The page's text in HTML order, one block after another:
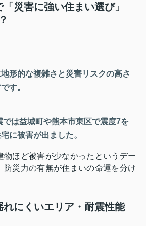
災害に強い住まい選び」
形的な複雑さと災害リスクの高さ
す。
は益城町や熊本市東区で震度7を
に被害が出ました。
物ほど被害が少なかったというデー
防災力の有無が住まいの命運を分け
れにくいエリア・耐震性能